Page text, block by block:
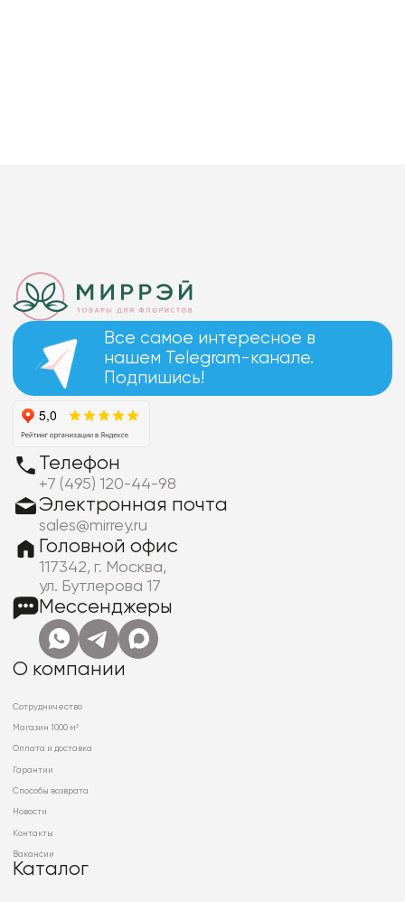
Все самое интересное в
нашем Telegram-канале.
Подпишись!
Телефон
+7 (495) 120-44-98
Электронная почта
sales@mirrey.ru
Головной офис
117342, г. Москва,
ул. Бутлерова 17
Мессенджеры
О компании
Сотрудничество
Магазин 1000 м²
Оплата и доставка
Гарантии
Способы возврата
Новости
Контакты
Вакансии
Каталог